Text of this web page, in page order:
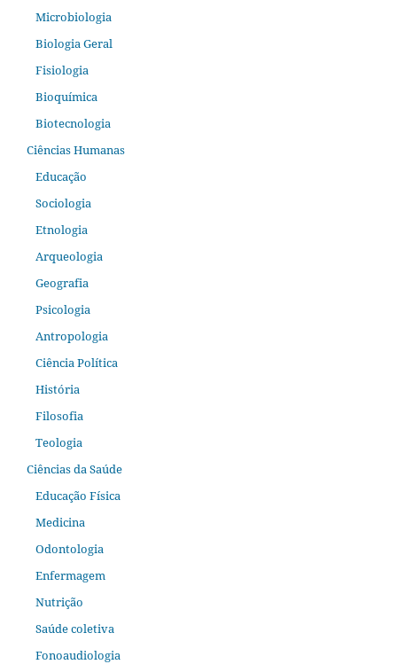
Microbiologia
Biologia Geral
Fisiologia
Bioquímica
Biotecnologia
Ciências Humanas
Educação
Sociologia
Etnologia
Arqueologia
Geografia
Psicologia
Antropologia
Ciência Política
História
Filosofia
Teologia
Ciências da Saúde
Educação Física
Medicina
Odontologia
Enfermagem
Nutrição
Saúde coletiva
Fonoaudiologia